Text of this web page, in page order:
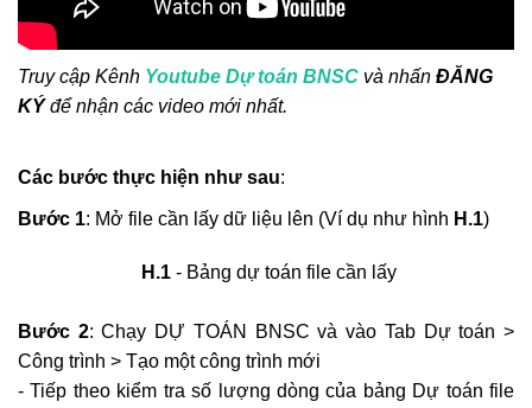
trên DỰ TOÁN BNSC
Luật Đấu thầu số: 22/2023/QH15, Hiệu lực
Tổng hợp Thông báo giá Vật liệu xây dựng
Khắc Tiệp 0981757527 16 Thg 5, 2024
Nghị định 206/2026/NĐ-CP về quản lý chi
phí đầu tư xây dựng
Khắc Tiệp 0981757527 15 Thg 6, 2026 0 132
Truy cập Kênh Youtube Dự toán BNSC và nhấn ĐĂNG
KÝđể nhận các video mới nhất.
Các bước thực hiện như sau:
Bước 1: Mở file cần lấy dữ liệu lên (Ví dụ như hình H.1)
​H.1- Bảng dự toán file cần lấy
Bước 2: Chạy DỰ TOÁN BNSC và vào Tab Dự toán >
Công trình > Tạo một công trình mới
- Tiếp theo kiểm tra số lượng dòng của bảng Dự toán file